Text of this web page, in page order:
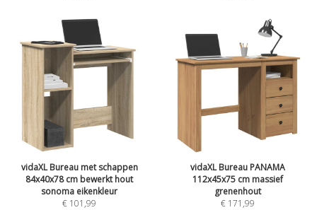
vidaXL Bureau met schappen
84x40x78 cm bewerkt hout
sonoma eikenkleur
€ 101,99
vidaXL Bureau PANAMA
112x45x75 cm massief
grenenhout
€ 171,99